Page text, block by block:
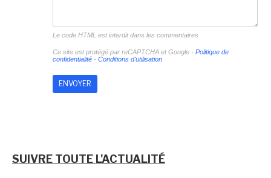
Le code HTML est interdit dans les commentaires
Ce site est protégé par reCAPTCHA et Google - Politique de
confidentialité- Conditions d'utilisation
SUIVRE TOUTE L'ACTUALITÉ